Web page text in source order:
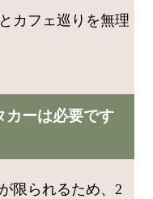
カフェ巡りを無理
カーは必要です
限られるため、2